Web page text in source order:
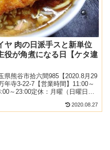
ヤ 肉の日派手スと新単位
役が角煮になる日【ケタ違
県熊谷市拾六間985【2020.8月29
寺3-22-7【営業時間】11:00～
～23:00定休：月曜（日曜日
2020.08.27